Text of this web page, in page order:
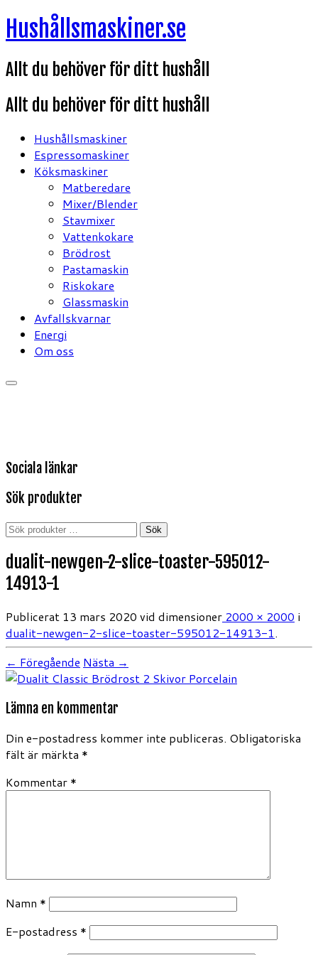
Hoppa
till
Hushållsmaskiner.se
Allt du behöver för ditt hushåll
Allt du behöver för ditt hushåll
Hushållsmaskiner
Espressomaskiner
Köksmaskiner
Matberedare
Mixer/Blender
Stavmixer
Vattenkokare
Brödrost
Pastamaskin
Riskokare
Glassmaskin
Avfallskvarnar
Energi
Om oss
Sociala länkar
Sök produkter
Sök
Sök
dualit-newgen-2-slice-toaster-595012-
14913-1
Publicerat 13 mars 2020 vid dimensioner 2000 × 2000 i
dualit-newgen-2-slice-toaster-595012-14913-1.
← Föregående Nästa →
Lämna en kommentar
Din e-postadress kommer inte publiceras. Obligatoriska
fält är märkta *
Kommentar *
Namn *
E-postadress *